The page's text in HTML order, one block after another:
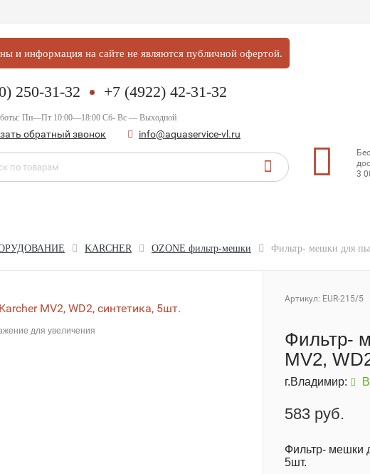
и информация на сайте не являются публичной офертой.
250-31-32 +7 (4922) 42-31-32
Пн—Пт 10:00—18:00 Сб- Вс — Выходной
обратный звонок info@aquaservice-vl.ru
3
KARCHER OZONE фильтр-мешки Фильтр- мешки для
для увеличения
Артикул: EUR-215/5
Фильтр-
MV2,
г.Владимир:
583 руб.
Фильтр- мешки
5шт.